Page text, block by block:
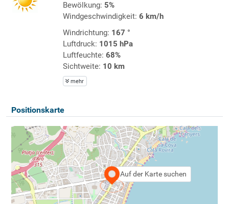
Bewölkung: 5%
Windgeschwindigkeit: 6 km/h
Windrichtung: 167 °
Luftdruck: 1015 hPa
Luftfeuchte: 68%
Sichtweite: 10 km
mehr
Positionskarte
Auf der Karte suchen